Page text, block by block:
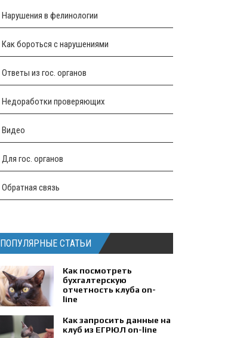
Нарушения в фелинологии
Как бороться с нарушениями
Ответы из гос. органов
Недоработки проверяющих
Видео
Для гос. органов
Обратная связь
ПОПУЛЯРНЫЕ СТАТЬИ
Как посмотреть
бухгалтерскую
отчетность клуба on-
line
Как запросить данные на
клуб из ЕГРЮЛ on-line